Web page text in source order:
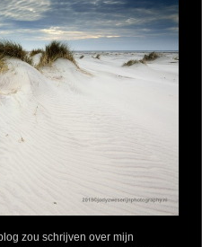
zou schrijven over mijn